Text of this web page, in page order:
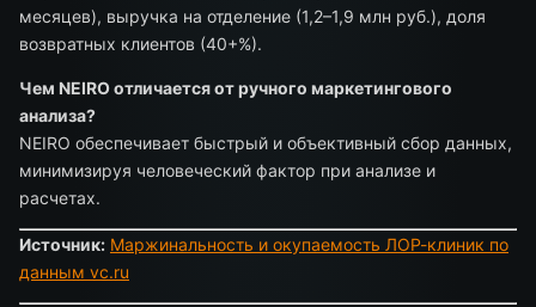
месяцев), выручка на отделение (1,2–1,9 млн руб.), доля
возвратных клиентов (40+%).
Чем NEIRO отличается от ручного маркетингового
анализа?
NEIRO обеспечивает быстрый и объективный сбор данных,
минимизируя человеческий фактор при анализе и
расчетах.
Источник: Маржинальность и окупаемость ЛОР-клиник по
данным vc.ru